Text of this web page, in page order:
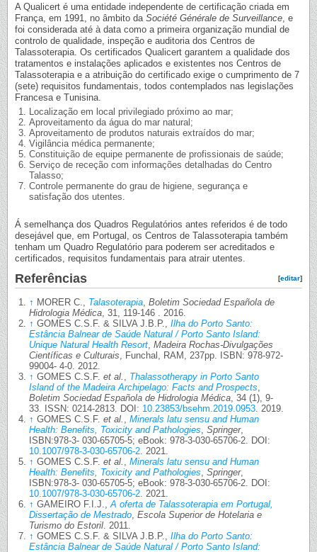
A Qualicert é uma entidade independente de certificação criada em
França, em 1991, no âmbito da Société Générale de Surveillance , e
foi considerada até à data como a primeira organização mundial de
controlo de qualidade, inspeção e auditoria dos Centros de
Talassoterapia. Os certificados Qualicert garantem a qualidade dos
tratamentos e instalações aplicados e existentes nos Centros de
Talassoterapia e a atribuição do certificado exige o cumprimento de 7
(sete) requisitos fundamentais, todos contemplados nas legislações
Francesa e Tunisina.
Localização em local privilegiado próximo ao mar;
Aproveitamento da água do mar natural;
Aproveitamento de produtos naturais extraídos do mar;
Vigilância médica permanente;
Constituição de equipe permanente de profissionais de saúde;
Serviço de receção com informações detalhadas do Centro
Talasso;
Controle permanente do grau de higiene, segurança e
satisfação dos utentes.
Á semelhança dos Quadros Regulatórios antes referidos é de todo
desejável que, em Portugal, os Centros de Talassoterapia também
tenham um Quadro Regulatório para poderem ser acreditados e
certificados, requisitos fundamentais para atrair utentes.
[editar]
Referências
↑ MORER C., Talasoterapia, Boletim Sociedad Española de
Hidrologia Médica, 31, 119-146 . 2016.
↑ GOMES C.S.F. & SILVA J.B.P., Ilha do Porto Santo:
Estância Balnear de Saúde Natural / Porto Santo Island:
Unique Natural Health Resort, Madeira Rochas-Divulgações
Científicas e Culturais, Funchal, RAM, 237pp. ISBN: 978-972-
99004- 4-0. 2012.
↑ GOMES C.S.F. et al. , Thalassotherapy in Porto Santo
Island of the Madeira Archipelago: Facts and Prospects,
Boletim Sociedad Española de Hidrologia Médica, 34 (1), 9-
33. ISSN: 0214-2813. DOI: 10.23853/bsehm.2019.0953. 2019.
↑ GOMES C.S.F. et al. , Minerals latu sensu and Human
Health: Benefits, Toxicity and Pathologies, Springer,
ISBN:978-3- 030-65705-5; eBook: 978-3-030-65706-2. DOI:
10.1007/978-3-030-65706-2. 2021.
↑ GOMES C.S.F. et al. , Minerals latu sensu and Human
Health: Benefits, Toxicity and Pathologies, Springer,
ISBN:978-3- 030-65705-5; eBook: 978-3-030-65706-2. DOI:
10.1007/978-3-030-65706-2. 2021.
↑ GAMEIRO F.I.J.,A oferta de Talassoterapia em Portugal,
Dissertação de Mestrado, Escola Superior de Hotelaria e
Turismo do Estoril. 2011.
↑ GOMES C.S.F. & SILVA J.B.P., Ilha do Porto Santo:
Estância Balnear de Saúde Natural / Porto Santo Island: